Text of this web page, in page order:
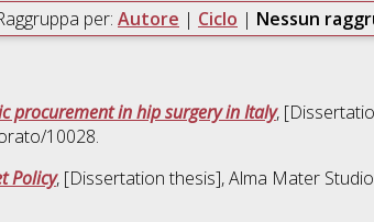
per: Autore | Ciclo | Nessun
procurement in hip surgery in Italy,
10028.
Policy, [Dissertation thesis], Alma Mater